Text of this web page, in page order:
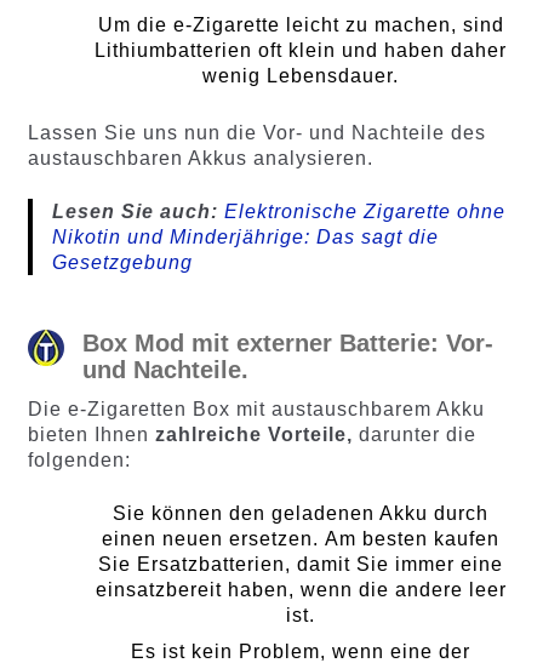
Um die e-Zigarette leicht zu machen, sind
Lithiumbatterien oft klein und haben daher
wenig Lebensdauer.
Lassen Sie uns nun die Vor- und Nachteile des
austauschbaren Akkus analysieren.
Lesen Sie auch: Elektronische Zigarette ohne
Nikotin und Minderjährige: Das sagt die
Gesetzgebung
Box Mod mit externer Batterie: Vor-
und Nachteile.
Die e-Zigaretten Box mit austauschbarem Akku
bieten Ihnen zahlreiche Vorteile, darunter die
folgenden:
Sie können den geladenen Akku durch
einen neuen ersetzen. Am besten kaufen
Sie Ersatzbatterien, damit Sie immer eine
einsatzbereit haben, wenn die andere leer
ist.
Es ist kein Problem, wenn eine der